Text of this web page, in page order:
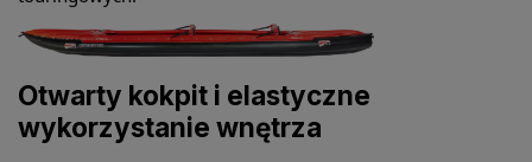
Otwarty kokpit i elastyczne
wykorzystanie wnętrza